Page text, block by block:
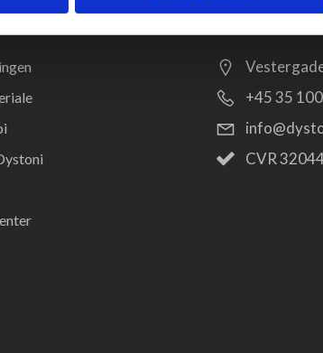
Kontakt
+45 35
CVR